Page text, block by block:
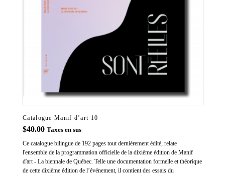
Catalogue Manif d’art 10
$40.00 Taxes en sus
Ce catalogue bilingue de 192 pages tout dernièrement édité, relate
l'ensemble de la programmation officielle de la dixième édition de Manif
d'art - La biennale de Québec. Telle une documentation formelle et théorique
de cette dixième édition de l’événement, il contient des essais du